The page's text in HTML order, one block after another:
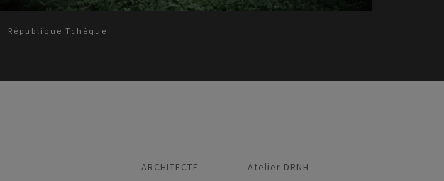
République Tchèque
ARCHITECTE
Atelier DRNH